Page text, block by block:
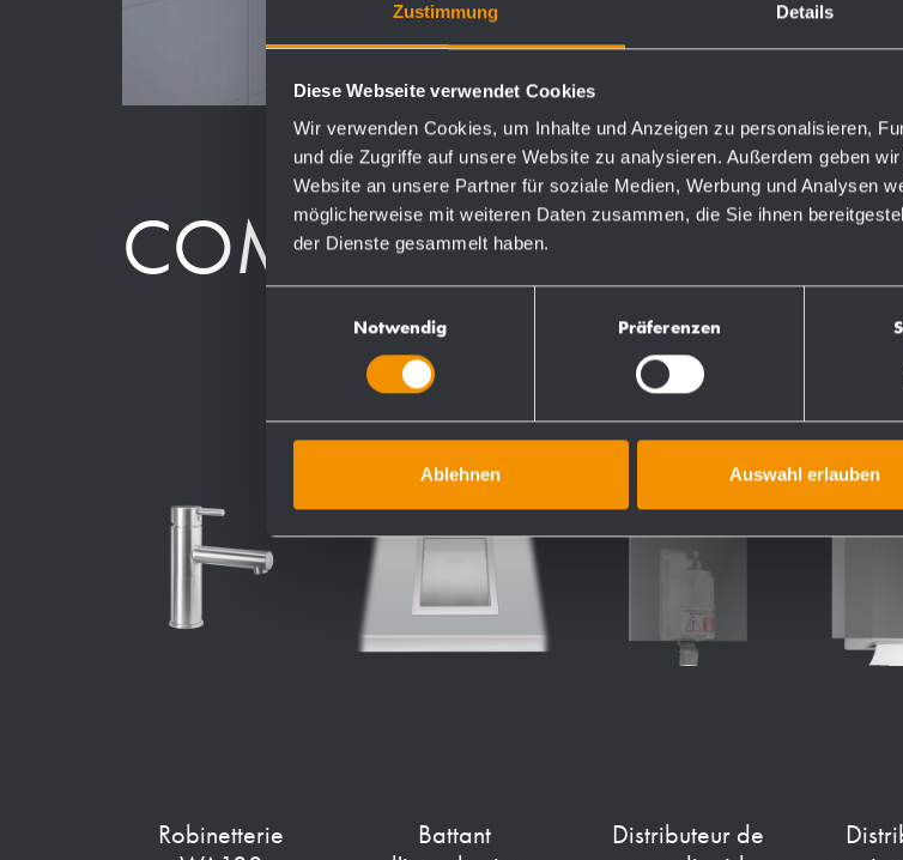
Zustimmung Details
Diese Webseite verwendet Cookies
Wir verwenden Cookies, um Inhalte und Anzeigen zu personalisieren,
und die Zugriffe auf unsere Website zu analysieren. Außerdem geben
Website an unsere Partner für soziale Medien, Werbung und Analysen
möglicherweise mit weiteren Daten zusammen, die Sie ihnen
der Dienste gesammelt haben.
Notwendig Präferenzen
Ablehnen Auswahl erlauben
COMPOSANTS
Robinetterie
Battant
Distributeur de